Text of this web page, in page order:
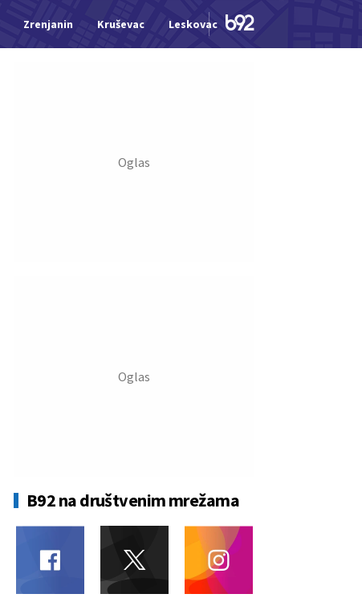
Zrenjanin Kruševac Leskovac Jagodina
B92 na društvenim mrežama